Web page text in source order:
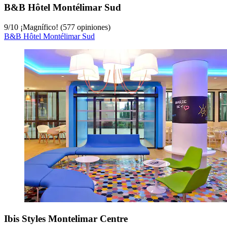
B&B Hôtel Montélimar Sud
9/10 ¡Magnífico! (577 opiniones)
B&B Hôtel Montélimar Sud
Ibis Styles Montelimar Centre